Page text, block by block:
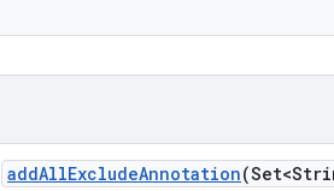
addAllExcludeAnnotation